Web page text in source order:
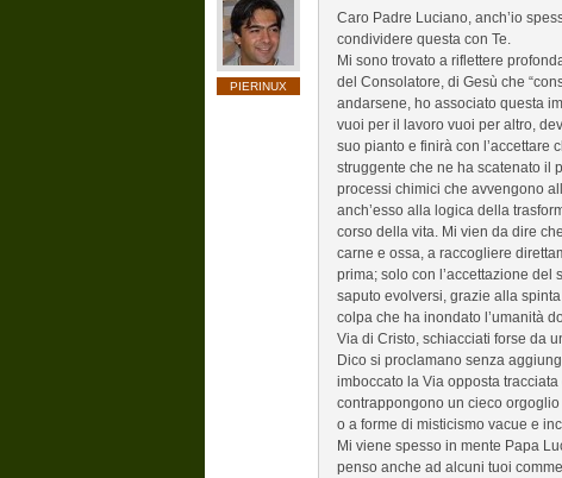
PIERINUX
Caro Padre Luciano, anch’io
condividere questa con Te.
Mi sono trovato a riflettere
del Consolatore, di Gesù che
andarsene, ho associato questa
vuoi per il lavoro vuoi per altro,
suo pianto e finirà con l’accettare
struggente che ne ha scatenato il
processi chimici che avvengono
anch’esso alla logica della
corso della vita. Mi vien da dire
carne e ossa, a raccogliere
prima; solo con l’accettazione del
saputo evolversi, grazie alla
colpa che ha inondato l’umanità
Via di Cristo, schiacciati forse da
Dico si proclamano senza
imboccato la Via opposta
contrappongono un cieco
o a forme di misticismo vacue e
Mi viene spesso in mente Papa
penso anche ad alcuni tuoi